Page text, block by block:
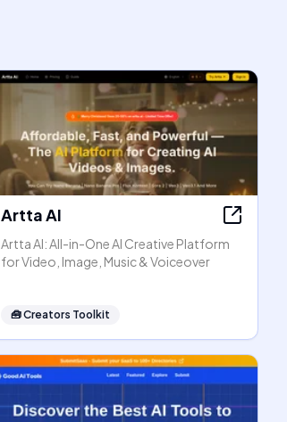
Artta AI
Artta AI: All-in-One AI Creative Platform
for Video, Image, Music & Voiceover
🧰Creators Toolkit